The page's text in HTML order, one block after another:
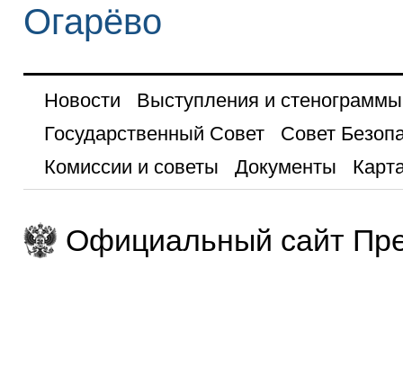
Огарёво
Новости
Выступления и стенограммы
Государственный Совет
Совет
Комиссии и советы
Документы
Официальный сайт